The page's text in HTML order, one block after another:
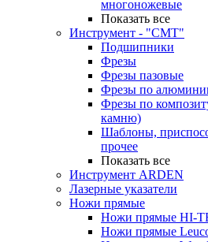
многоножевые
Показать все
Инструмент - "СМТ"
Подшипники
Фрезы
Фрезы пазовые
Фрезы по
Фрезы по
камню)
Шаблоны,
прочее
Показать все
Инструмент ARDEN
Лазерные указатели
Ножи прямые
Ножи прямые HI-
Ножи прямые